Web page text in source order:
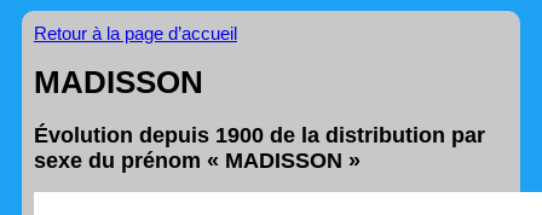
Retour à la page d’accueil
MADISSON
Évolution depuis 1900 de la distribution par
sexe du prénom « MADISSON »